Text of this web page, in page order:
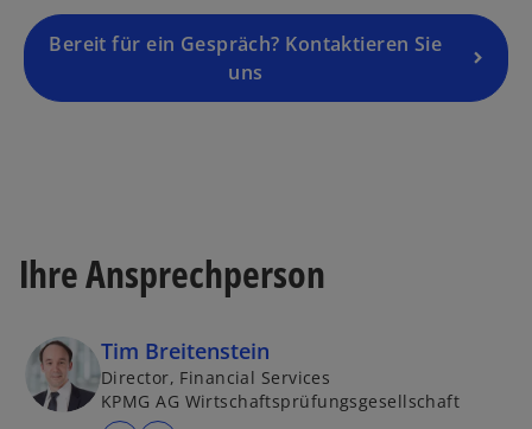
e
r
k
a
ö
e
t
Bereit für ein Gespräch? Kontaktieren Sie
uns
e
t
Ihre Ansprechperson
Tim Breitenstein
Director, Financial Services
KPMG AG Wirtschaftsprüfungsgesellschaft